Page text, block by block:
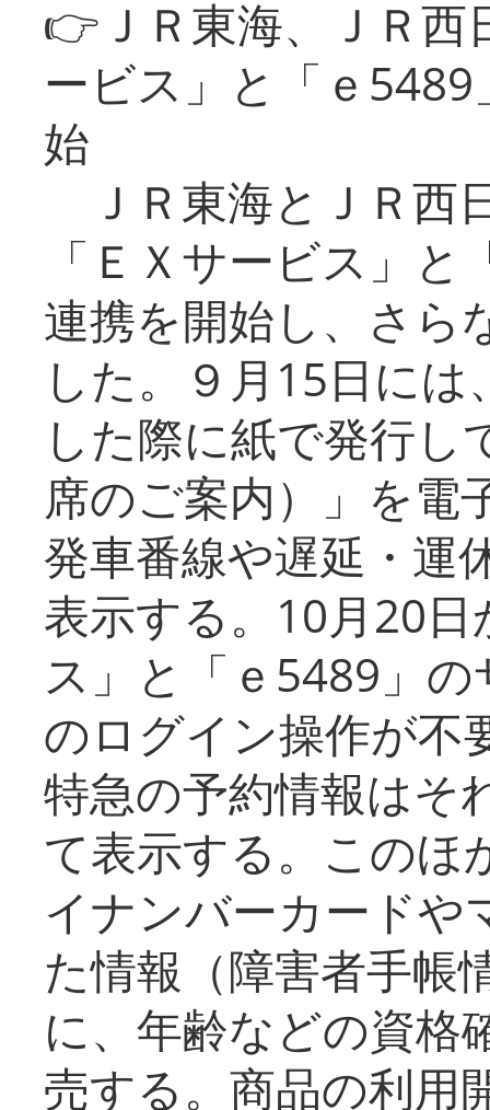
👉ＪＲ東海、ＪＲ
ービス」と「ｅ
始
ＪＲ東海とＪＲ西
「ＥＸサービス」
連携を開始し、さら
した。９月15日に
した際に紙で発行し
席のご案内）」を電
発車番線や遅延・運
表示する。10月20
ス」と「ｅ5489」
のログイン操作が不
特急の予約情報はそ
て表示する。このほ
イナンバーカードや
た情報（障害者手帳
に、年齢などの資格
売する。商品の利用